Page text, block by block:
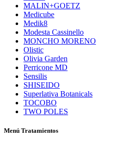
MALIN+GOETZ
Medicube
Medik8
Modesta Cassinello
MONCHO MORENO
Olistic
Olivia Garden
Perricone MD
Sensilis
SHISEIDO
Superlativa Botanicals
TOCOBO
TWO POLES
Menú Tratamientos